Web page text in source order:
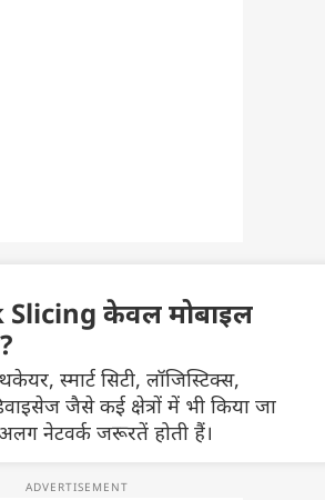
केवल मोबाइल
स्मार्ट सिटी, लॉजिस्टिक्स,
जैसे कई क्षेत्रों में भी किया जा
नेटवर्क जरूरतें होती हैं।